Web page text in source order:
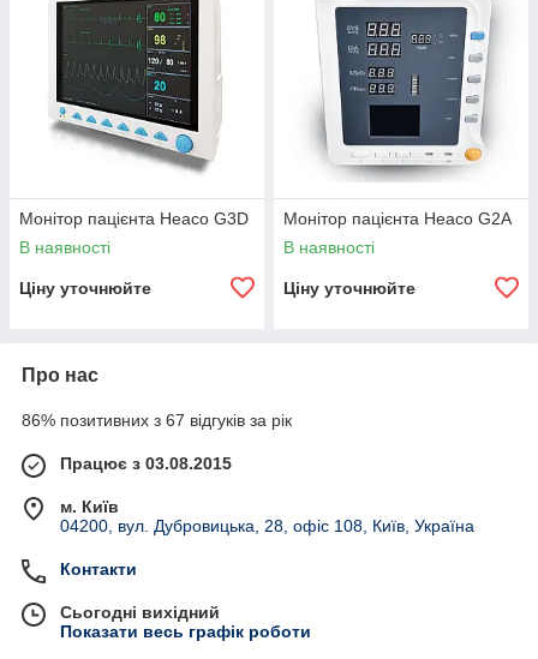
Монітор пацієнта Heaco G3D
В наявності
Ціну уточнюйте
Монітор пацієнта Heaco G2A
В наявності
Ціну уточнюйте
Про нас
86% позитивних з 67 відгуків за рік
Працює з 03.08.2015
м. Київ
04200, вул. Дубровицька, 28, офіс 108, Київ, Україна
Контакти
Сьогодні вихідний
Показати весь графік роботи